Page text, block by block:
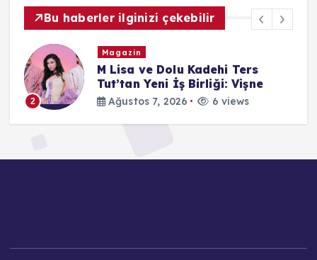
Bu haberler ilginizi çekebilir
2
Magazin
M Lisa ve Dolu Kadehi Ters
Tut’tan Yeni İş Birliği: Vişne
Ağustos 7, 2026 6 views